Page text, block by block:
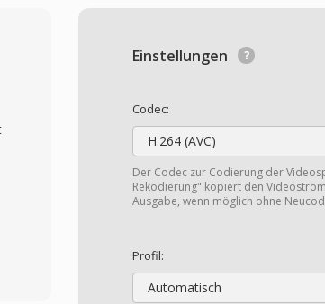
Einstellungen
Codec:
H.264 (AVC)
Der Codec zur Codierung der
Rekodierung" kopiert den
Ausgabe, wenn möglich ohne
Profil:
Automatisch